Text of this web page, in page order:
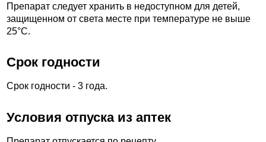
Препарат следует хранить в недоступном для детей,
защищенном от света месте при температуре не выше
25°С.
Срок годности
Срок годности - 3 года.
Условия отпуска из аптек